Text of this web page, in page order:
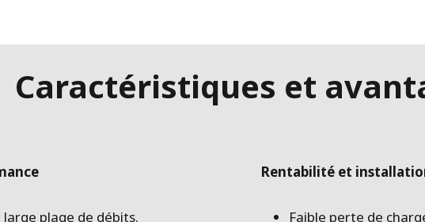
Caractéristiques et
plage de débits.
Rentabilité et
Faible perte de